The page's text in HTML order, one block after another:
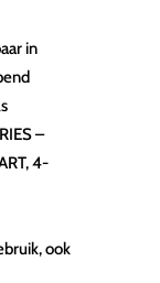
in
–
4-
ook